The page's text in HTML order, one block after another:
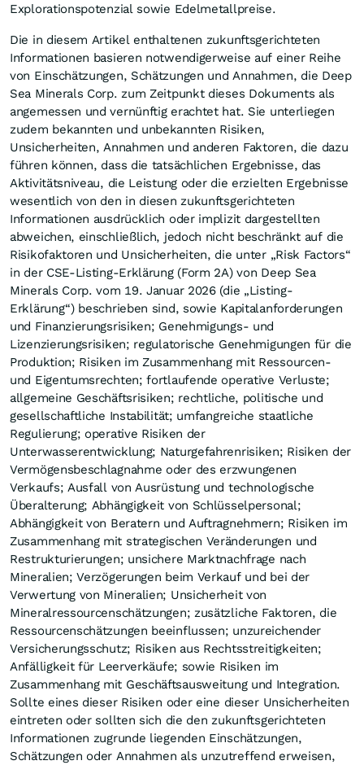
Explorationspotenzial sowie Edelmetallpreise.
Die in diesem Artikel enthaltenen zukunftsgerichteten
Informationen basieren notwendigerweise auf einer Reihe
von Einschätzungen, Schätzungen und Annahmen, die Deep
Sea Minerals Corp. zum Zeitpunkt dieses Dokuments als
angemessen und vernünftig erachtet hat. Sie unterliegen
zudem bekannten und unbekannten Risiken,
Unsicherheiten, Annahmen und anderen Faktoren, die dazu
führen können, dass die tatsächlichen Ergebnisse, das
Aktivitätsniveau, die Leistung oder die erzielten Ergebnisse
wesentlich von den in diesen zukunftsgerichteten
Informationen ausdrücklich oder implizit dargestellten
abweichen, einschließlich, jedoch nicht beschränkt auf die
Risikofaktoren und Unsicherheiten, die unter „Risk Factors“
in der CSE-Listing-Erklärung (Form 2A) von Deep Sea
Minerals Corp. vom 19. Januar 2026 (die „Listing-
Erklärung“) beschrieben sind, sowie Kapitalanforderungen
und Finanzierungsrisiken; Genehmigungs- und
Lizenzierungsrisiken; regulatorische Genehmigungen für die
Produktion; Risiken im Zusammenhang mit Ressourcen-
und Eigentumsrechten; fortlaufende operative Verluste;
allgemeine Geschäftsrisiken; rechtliche, politische und
gesellschaftliche Instabilität; umfangreiche staatliche
Regulierung; operative Risiken der
Unterwasserentwicklung; Naturgefahrenrisiken; Risiken der
Vermögensbeschlagnahme oder des erzwungenen
Verkaufs; Ausfall von Ausrüstung und technologische
Überalterung; Abhängigkeit von Schlüsselpersonal;
Abhängigkeit von Beratern und Auftragnehmern; Risiken im
Zusammenhang mit strategischen Veränderungen und
Restrukturierungen; unsichere Marktnachfrage nach
Mineralien; Verzögerungen beim Verkauf und bei der
Verwertung von Mineralien; Unsicherheit von
Mineralressourcenschätzungen; zusätzliche Faktoren, die
Ressourcenschätzungen beeinflussen; unzureichender
Versicherungsschutz; Risiken aus Rechtsstreitigkeiten;
Anfälligkeit für Leerverkäufe; sowie Risiken im
Zusammenhang mit Geschäftsausweitung und Integration.
Sollte eines dieser Risiken oder eine dieser Unsicherheiten
eintreten oder sollten sich die den zukunftsgerichteten
Informationen zugrunde liegenden Einschätzungen,
Schätzungen oder Annahmen als unzutreffend erweisen,